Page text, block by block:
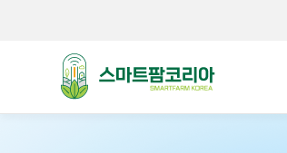
스마트팜코리아